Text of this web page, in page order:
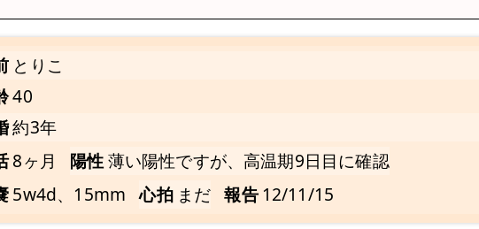
とりこ
40
約3年
8ヶ月 陽性薄い陽性ですが、高温期9日目に確認
5w4d、15mm 心拍 まだ 報告 12/11/15